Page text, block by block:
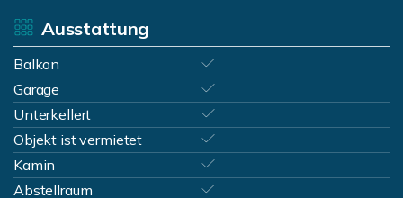
Ausstattung
Balkon
Garage
Unterkellert
Objekt ist vermietet
Kamin
Abstellraum